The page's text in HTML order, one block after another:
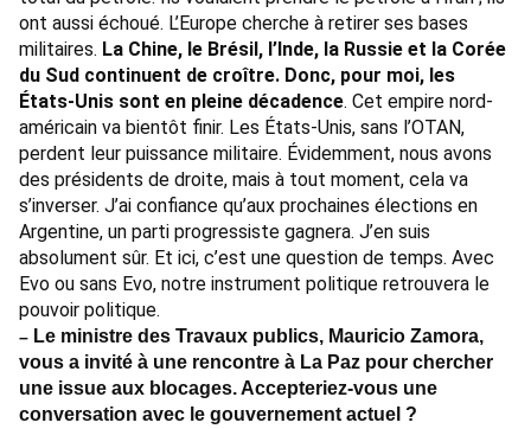
ont aussi échoué. L’Europe cherche à retirer ses bases
militaires. La Chine, le Brésil, l’Inde, la Russie et la Corée
du Sud continuent de croître. Donc, pour moi, les
États-Unis sont en pleine décadence. Cet empire nord-
américain va bientôt finir. Les États-Unis, sans l’OTAN,
perdent leur puissance militaire. Évidemment, nous avons
des présidents de droite, mais à tout moment, cela va
s’inverser. J’ai confiance qu’aux prochaines élections en
Argentine, un parti progressiste gagnera. J’en suis
absolument sûr. Et ici, c’est une question de temps. Avec
Evo ou sans Evo, notre instrument politique retrouvera le
pouvoir politique.
– Le ministre des Travaux publics, Mauricio Zamora,
vous a invité à une rencontre à La Paz pour chercher
une issue aux blocages. Accepteriez-vous une
conversation avec le gouvernement actuel ?